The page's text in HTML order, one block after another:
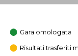
Gara omologata
Risultati trasferiti